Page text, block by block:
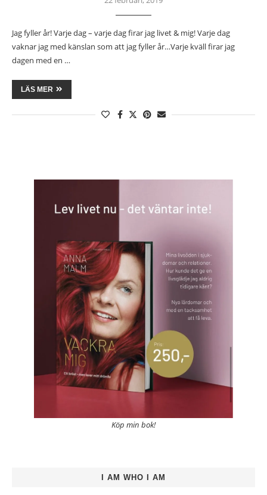
Jag fyller år! Varje dag – varje dag firar jag livet & mig! Varje dag
vaknar jag med känslan som att jag fyller år…Varje kväll firar jag
dagen med en …
LÄS MER
Köp min bok!
I AM WHO I AM